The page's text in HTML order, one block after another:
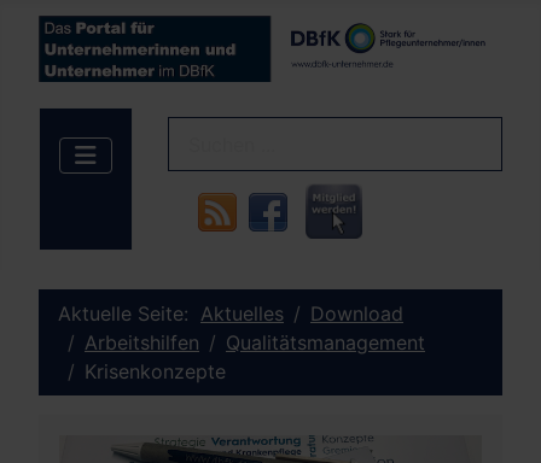
Aktuelle Seite: Aktuelles
Download
Arbeitshilfen
Qualitätsmanagement
Krisenkonzepte